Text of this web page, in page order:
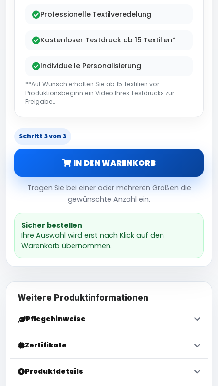
Professionelle Textilveredelung
Kostenloser Testdruck ab 15 Textilien*
Individuelle Personalisierung
**Auf Wunsch erhalten Sie ab 15 Textilien vor
Produktionsbeginn ein Video Ihres Testdrucks zur
Freigabe..
Schritt 3 von 3
IN DEN WARENKORB
Tragen Sie bei einer oder mehreren Größen die
gewünschte Anzahl ein.
Sicher bestellen
Ihre Auswahl wird erst nach Klick auf den
Warenkorb übernommen.
Weitere Produktinformationen
Pflegehinweise
Zertifikate
Produktdetails